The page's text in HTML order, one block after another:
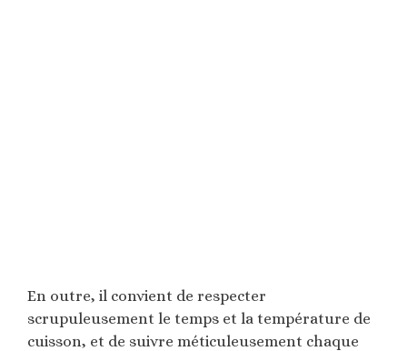
En outre, il convient de respecter
scrupuleusement le temps et la température de
cuisson, et de suivre méticuleusement chaque